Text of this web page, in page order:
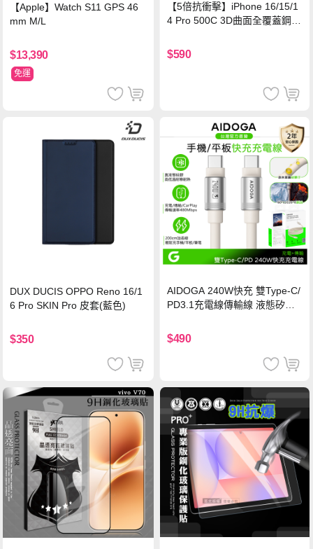
【Apple】Watch S11 GPS 46
mm M/L
$13,390
免運
【5倍抗衝擊】iPhone 16/15/1
4 Pro 500C 3D曲面全覆蓋鋼化
保護貼
$590
DUX DUCIS OPPO Reno 16/1
6 Pro SKIN Pro 皮套(藍色)
$350
AIDOGA 240W快充 雙Type-C/
PD3.1充電線傳輸線 液態矽膠
機/平板/筆電
$490